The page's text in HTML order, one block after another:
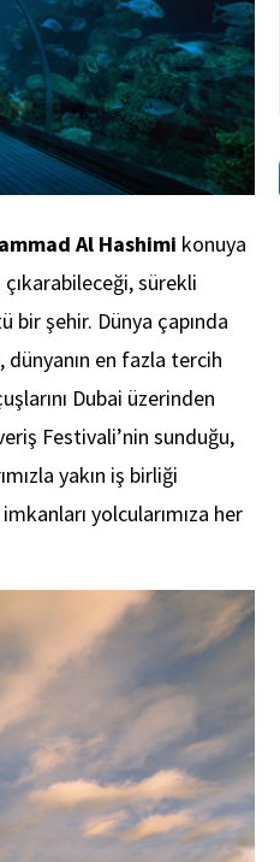
Al Hashimi konuya
çıkarabileceği, sürekli
bir şehir. Dünya çapında
en fazla tercih
Dubai üzerinden
Festivali’nin sunduğu,
yakın iş birliği
yolcularımıza her